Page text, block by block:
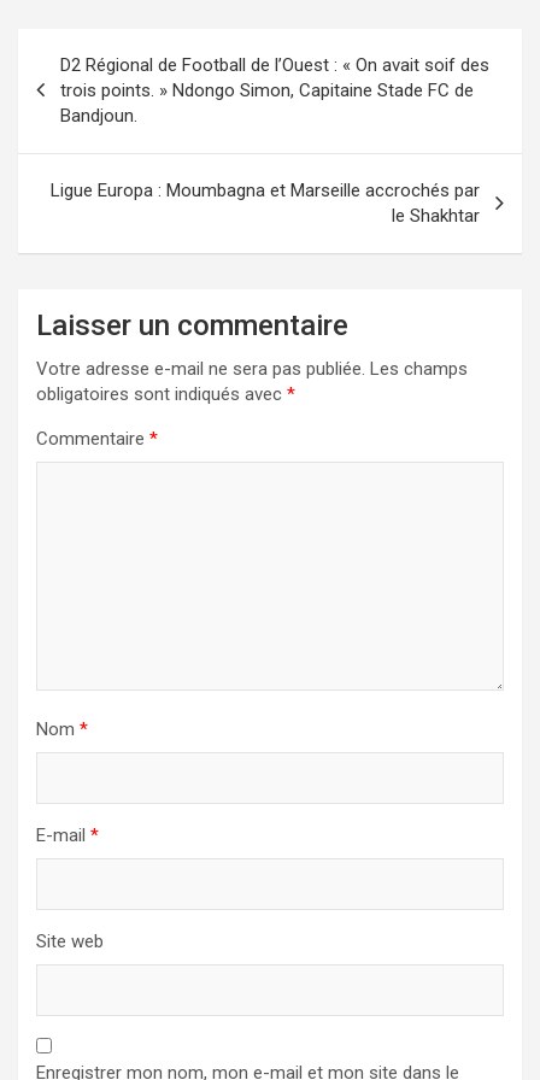
de
l’article
D2 Régional de Football de l’Ouest : « On avait soif des
trois points. » Ndongo Simon, Capitaine Stade FC de
Bandjoun.
Ligue Europa : Moumbagna et Marseille accrochés par
le Shakhtar
Laisser un commentaire
Votre adresse e-mail ne sera pas publiée. Les champs
obligatoires sont indiqués avec *
Commentaire *
Nom *
E-mail *
Site web
Enregistrer mon nom, mon e-mail et mon site dans le